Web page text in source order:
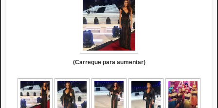
(Carregue para aumentar)